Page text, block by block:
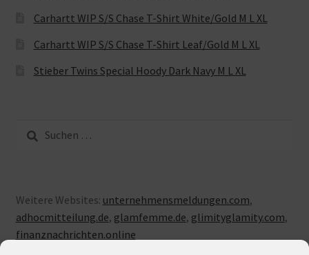
Carhartt WIP S/S Chase T-Shirt White/Gold M L XL
Carhartt WIP S/S Chase T-Shirt Leaf/Gold M L XL
Stieber Twins Special Hoody Dark Navy M L XL
nach:
Weitere Websites: unternehmensmeldungen.com,
adhocmitteilung.de, glamfemme.de, glimityglamity.com,
finanznachrichten.online